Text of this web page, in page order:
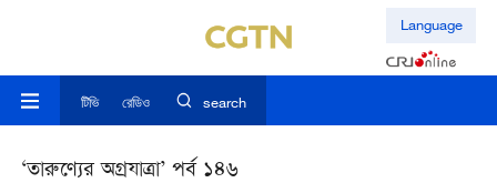
Language
টিভি রেডিও search
‘তারুণ্যের অগ্রযাত্রা’ পর্ব ১৪৬